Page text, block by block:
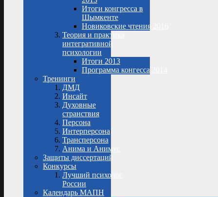
Итоги конгресса в
Шымкенте
Новиковские чтения 2016
Теория и практика
интегративной
психологии
Итоги 2013
Программа конгесса 2014
Тренинги
ДМД
Инсайт
Духовные
странствия
Персона
Интерперсона
Трансперсона
Анима и Анимус
Защиты диссертаций
Конкурсы
Лучший психолог
России
Календарь МАПН